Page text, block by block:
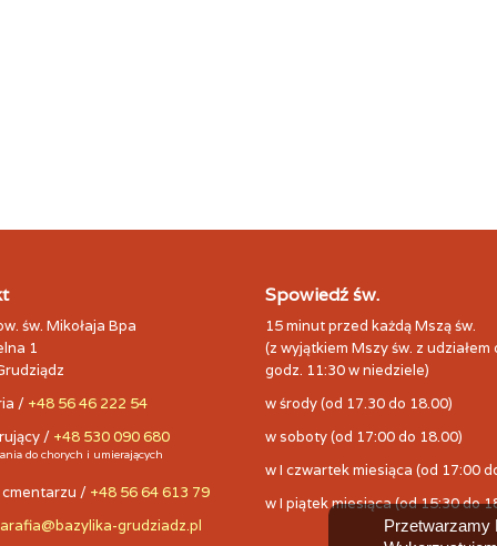
św. Mikołaja Bpa
1
/ +48 56 46 222 54
/ +48 530 090 680
do chorych i umierających
/ +48 56 64 613 79
grudziadz.pl
Spowiedź św.
15 minut przed każdą Mszą św.
(z wyjątkiem Mszy św. z udziałem
godz. 11:30 w niedziele)
w środy (od 17.30 do 18.00)
w soboty (od 17:00 do 18.00)
w I czwartek miesiąca (od 17:00
w I piątek miesiąca (od 15:30 do
Przetwarzamy